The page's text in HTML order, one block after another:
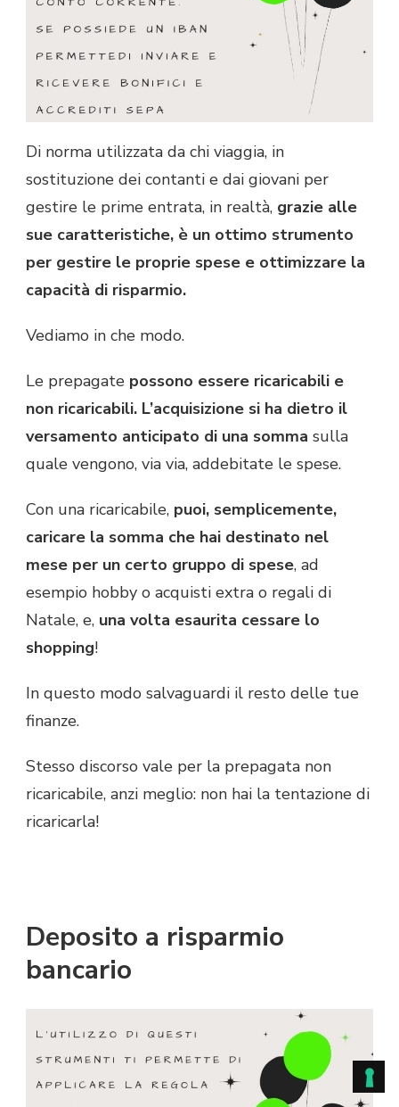
Di norma utilizzata da chi viaggia, in
sostituzione dei contanti e dai giovani per
gestire le prime entrata, in realtà, grazie alle
sue caratteristiche, è un ottimo strumento
per gestire le proprie spese e ottimizzare la
capacità di risparmio.
Vediamo in che modo.
Le prepagate possono essere ricaricabili e
non ricaricabili. L’acquisizione si ha dietro il
versamento anticipato di una somma sulla
quale vengono, via via, addebitate le spese.
Con una ricaricabile, puoi, semplicemente,
caricare la somma che hai destinato nel
mese per un certo gruppo di spese, ad
esempio hobby o acquisti extra o regali di
Natale, e, una volta esaurita cessare lo
shopping!
In questo modo salvaguardi il resto delle tue
finanze.
Stesso discorso vale per la prepagata non
ricaricabile, anzi meglio: non hai la tentazione di
ricaricarla!
Deposito a risparmio
bancario